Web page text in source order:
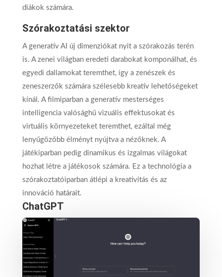
diákok számára.
Szórakoztatási szektor
A generatív AI új dimenziókat nyit a szórakozás terén
is. A zenei világban eredeti darabokat komponálhat, és
egyedi dallamokat teremthet, így a zenészek és
zeneszerzők számára szélesebb kreatív lehetőségeket
kínál. A filmiparban a generatív mesterséges
intelligencia valósághű vizuális effektusokat és
virtuális környezeteket teremthet, ezáltal még
lenyűgözőbb élményt nyújtva a nézőknek. A
játékiparban pedig dinamikus és izgalmas világokat
hozhat létre a játékosok számára. Ez a technológia a
szórakoztatóiparban átlépi a kreativitás és az
innováció határait.
ChatGPT